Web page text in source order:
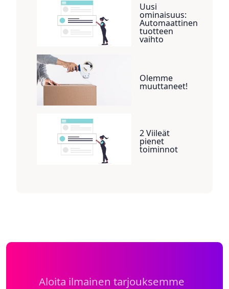
Uusi
ominaisuus:
Automaattinen
tuotteen
vaihto
Olemme
muuttaneet!
2 Viileät
pienet
toiminnot
Aloita ilmainen tarjouksemme